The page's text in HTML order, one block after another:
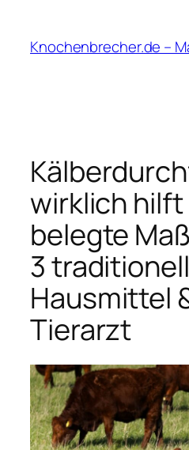
springen
Knochenbrecher.de –
wirklich
belegte
3
Hausmittel
Tierarzt